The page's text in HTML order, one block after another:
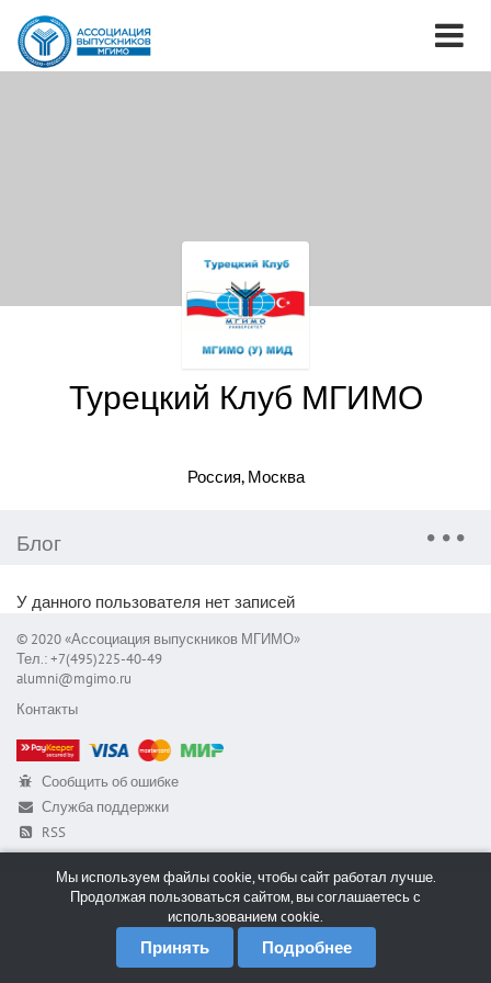
Турецкий Клуб МГИМО
Россия, Москва
Блог
У данного пользователя нет записей
© 2020 «Ассоциация выпускников МГИМО»
Тел.: +7(495)225-40-49
alumni@mgimo.ru
Контакты
Сообщить об ошибке
Служба поддержки
RSS
Мы используем файлы cookie, чтобы сайт работал лучше.
Продолжая пользоваться сайтом, вы соглашаетесь с
использованием cookie.
Принять Подробнее